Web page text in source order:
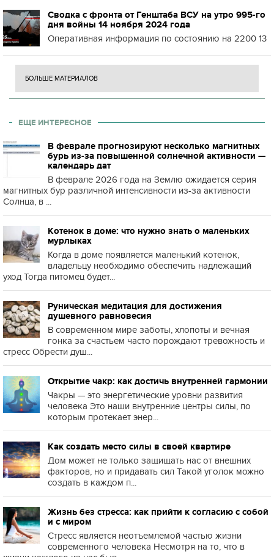
Сводка с фронта от Генштаба ВСУ на утро 995-го
дня войны 14 ноября 2024 года
Оперативная информация по состоянию на 2200 13
БОЛЬШЕ МАТЕРИАЛОВ
ЕЩЕ ИНТЕРЕСНОЕ
В феврале прогнозируют несколько магнитных
бурь из-за повышенной солнечной активности —
календарь дат
В феврале 2026 года на Землю ожидается серия
магнитных бур различной интенсивности из-за активности
Солнца, в ...
Котенок в доме: что нужно знать о маленьких
мурлыках
Когда в доме появляется маленький котенок,
владельцу необходимо обеспечить надлежащий
уход Тогда питомец будет...
Руническая медитация для достижения
душевного равновесия
В современном мире заботы, хлопоты и вечная
гонка за счастьем часто порождают тревожность и
стресс Обрести душ...
Открытие чакр: как достичь внутренней гармонии
Чакры — это энергетические уровни развития
человека Это наши внутренние центры силы, по
которым протекает энер...
Как создать место силы в своей квартире
Дом может не только защищать нас от внешних
факторов, но и придавать сил Такой уголок можно
создать в каждом п...
Жизнь без стресса: как прийти к согласию с собой
и с миром
Стресс является неотъемлемой частью жизни
современного человека Несмотря на то, что в